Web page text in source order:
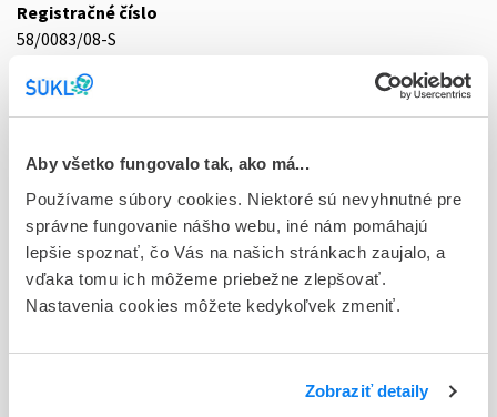
Aby všetko fungovalo tak, ako má...
Používame súbory cookies. Niektoré sú nevyhnutné pre
správne fungovanie nášho webu, iné nám pomáhajú
lepšie spoznať, čo Vás na našich stránkach zaujalo, a
vďaka tomu ich môžeme priebežne zlepšovať.
Nastavenia cookies môžete kedykoľvek zmeniť.
Zobraziť detaily
Registračné číslo
58/0083/08-S
Doplnok
tbl flm 90x50 mg (blis.PVC/PVDC/Al)
Stav
D - Registrácia bez obmedzenia platnosti
Typ registračnej procedúry
Vzájomné uznávanie (mutual recognition proc.)
Držiteľ, krajina